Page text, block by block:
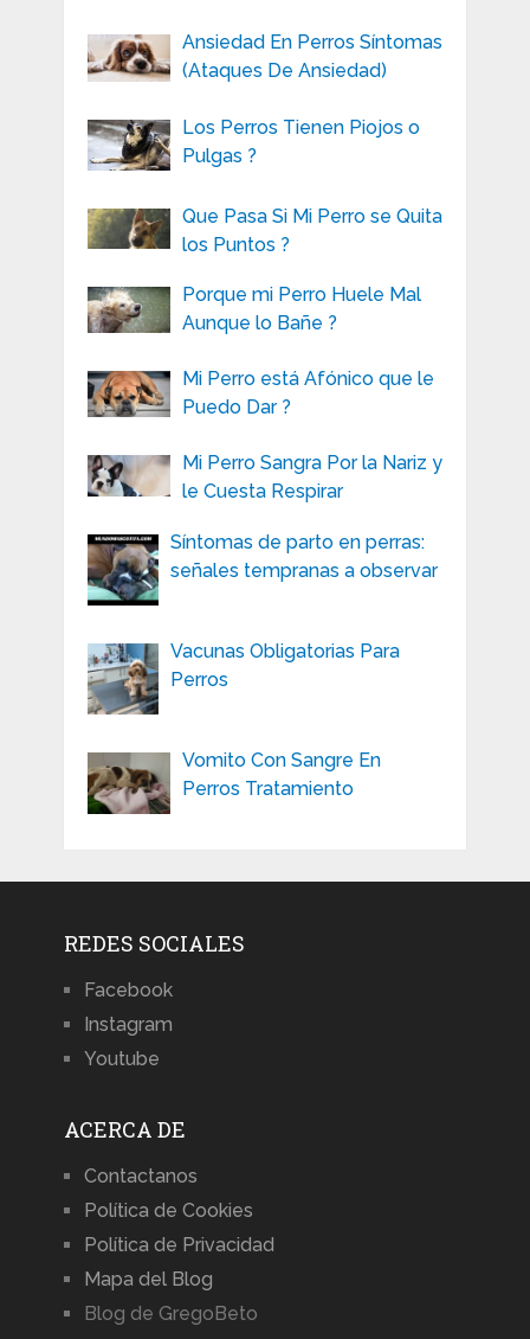
Ansiedad En Perros Síntomas
(Ataques De Ansiedad)
Los Perros Tienen Piojos o
Pulgas ?
Que Pasa Si Mi Perro se Quita
los Puntos ?
Porque mi Perro Huele Mal
Aunque lo Bañe ?
Mi Perro está Afónico que le
Puedo Dar ?
Mi Perro Sangra Por la Nariz y
le Cuesta Respirar
Síntomas de parto en perras:
señales tempranas a observar
Vacunas Obligatorias Para
Perros
Vomito Con Sangre En
Perros Tratamiento
REDES SOCIALES
Facebook
Instagram
Youtube
ACERCA DE
Contactanos
Política de Cookies
Política de Privacidad
Mapa del Blog
Blog de GregoBeto